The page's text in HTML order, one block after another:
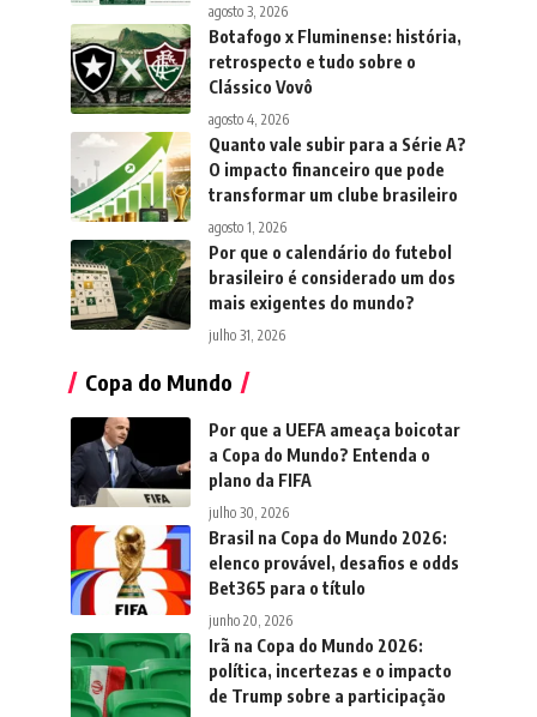
agosto 3, 2026
Botafogo x Fluminense: história,
retrospecto e tudo sobre o
Clássico Vovô
agosto 4, 2026
Quanto vale subir para a Série A?
O impacto financeiro que pode
transformar um clube brasileiro
agosto 1, 2026
Por que o calendário do futebol
brasileiro é considerado um dos
mais exigentes do mundo?
julho 31, 2026
Copa do Mundo
Por que a UEFA ameaça boicotar
a Copa do Mundo? Entenda o
plano da FIFA
julho 30, 2026
Brasil na Copa do Mundo 2026:
elenco provável, desafios e odds
Bet365 para o título
junho 20, 2026
Irã na Copa do Mundo 2026:
política, incertezas e o impacto
de Trump sobre a participação